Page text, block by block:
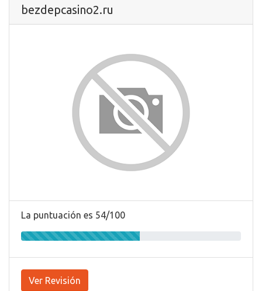
bezdepcasino2.ru
La puntuación es 54/100
Ver Revisión